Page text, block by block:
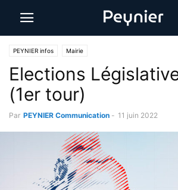
PEYNIER infos Mairie
Elections
(1er tour)
Par PEYNIER Communication - 11 juin 2022